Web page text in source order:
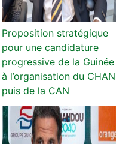
Proposition stratégique
pour une candidature
progressive de la Guinée
à l’organisation du CHAN
puis de la CAN